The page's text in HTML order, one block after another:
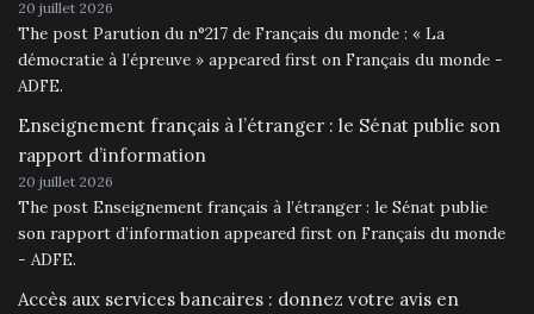
20 juillet 2026
The post Parution du n°217 de Français du monde : « La
démocratie à l’épreuve » appeared first on Français du monde -
ADFE.
Enseignement français à l’étranger : le Sénat publie son
rapport d’information
20 juillet 2026
The post Enseignement français à l’étranger : le Sénat publie
son rapport d’information appeared first on Français du monde
- ADFE.
Accès aux services bancaires : donnez votre avis en